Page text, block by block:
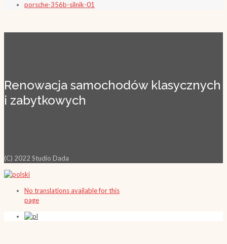
porsche-356b-silnik-01
Renowacja samochodów klasycznych
i zabytkowych
(C) 2022 Studio Dada
No translations available for this
page